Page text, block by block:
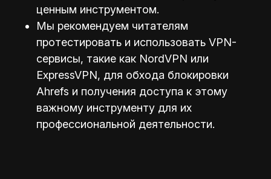
ценным инструментом.
Мы рекомендуем читателям
протестировать и использовать VPN-
сервисы, такие как NordVPN или
ExpressVPN, для обхода блокировки
Ahrefs и получения доступа к этому
важному инструменту для их
профессиональной деятельности.